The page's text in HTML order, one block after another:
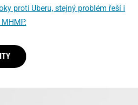
proti Uberu, stejný problém řeší i